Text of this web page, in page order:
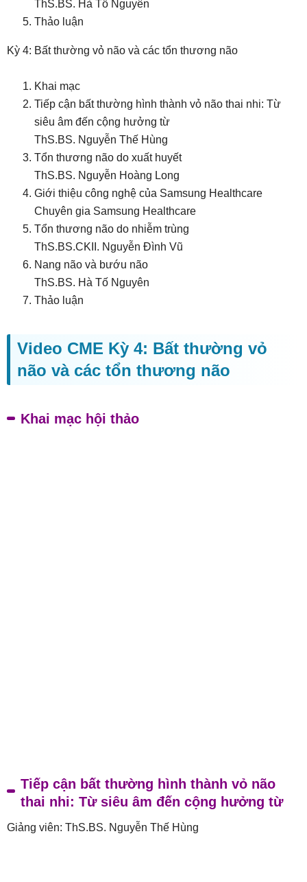
ThS.BS. Hà Tố Nguyên
Thảo luận
Kỳ 4: Bất thường vỏ não và các tổn thương não
Khai mạc
Tiếp cận bất thường hình thành vỏ não thai nhi: Từ
siêu âm đến cộng hưởng từ
ThS.BS. Nguyễn Thế Hùng
Tổn thương não do xuất huyết
ThS.BS. Nguyễn Hoàng Long
Giới thiệu công nghệ của Samsung Healthcare
Chuyên gia Samsung Healthcare
Tổn thương não do nhiễm trùng
ThS.BS.CKII. Nguyễn Đình Vũ
Nang não và bướu não
ThS.BS. Hà Tố Nguyên
Thảo luận
Video CME Kỳ 4: Bất thường vỏ
não và các tổn thương não
Khai mạc hội thảo
Tiếp cận bất thường hình thành vỏ não
thai nhi: Từ siêu âm đến cộng hưởng từ
Giảng viên: ThS.BS. Nguyễn Thế Hùng